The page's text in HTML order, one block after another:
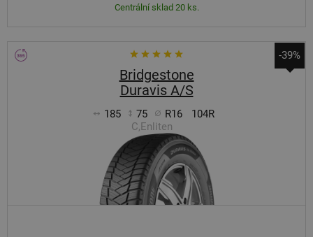
Centrální sklad 20 ks.
-39%
Bridgestone
Duravis A/S
185 75 R16
104R
C,Enliten